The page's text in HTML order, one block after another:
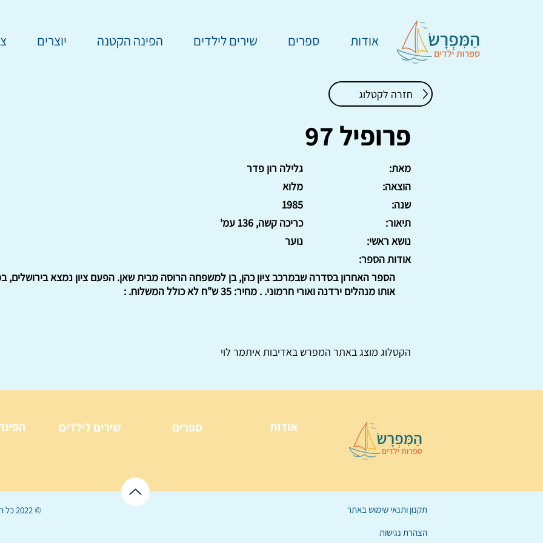
אודות ספרים שירים לילדים הפינה הקטנה יוצרים
חזרה לקטלוג
פרופיל 97
גלילה רון פדר
מאת:
מלוא
הוצאה:
1985
שנה:
כריכה קשה, 136 עמ'
תיאור:
נוער
נושא ראשי:
אודות הספר:
הספר האחרון בסדרה שבמרכב ציון כהן, בן למשפחה הרוסה מבית שאן. הפעם ציון נמצא בירושלים,
אותו מנהלים ירדנה ואורי חרמוני. . מחיר: 35 ש"ח לא כולל המשלוח. :
הקטלוג מוצג באתר המפרש באדיבות איתמר לוי
שירים לילדים ספרים אודות
© 2022 כל הזכויות שמורות ל
תקנון ותנאי שימוש באתר
הצהרת נגישות